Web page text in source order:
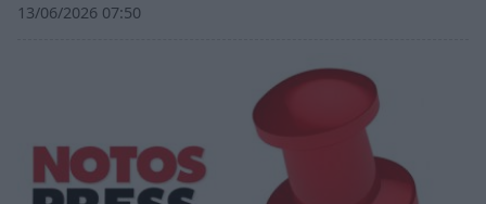
13/06/2026 07:50